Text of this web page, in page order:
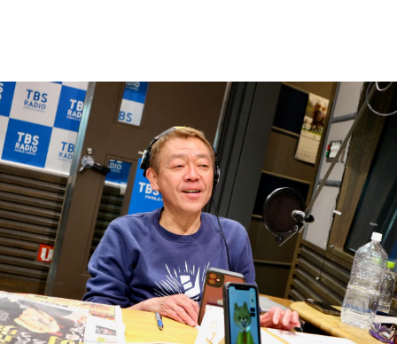
お知らせ
イベント・グッズ
YouTube
会社情報